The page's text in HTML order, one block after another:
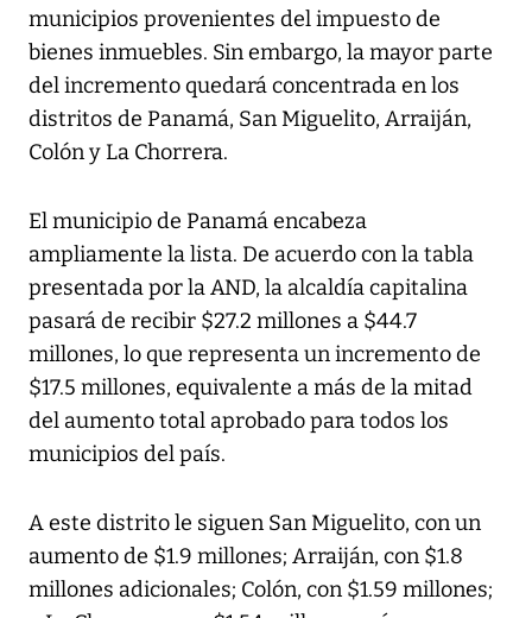
municipios provenientes del impuesto de
bienes inmuebles. Sin embargo, la mayor parte
del incremento quedará concentrada en los
distritos de Panamá, San Miguelito, Arraiján,
Colón y La Chorrera.
El municipio de Panamá encabeza
ampliamente la lista. De acuerdo con la tabla
presentada por la AND, la alcaldía capitalina
pasará de recibir $27.2 millones a $44.7
millones, lo que representa un incremento de
$17.5 millones, equivalente a más de la mitad
del aumento total aprobado para todos los
municipios del país.
A este distrito le siguen San Miguelito, con un
aumento de $1.9 millones; Arraiján, con $1.8
millones adicionales; Colón, con $1.59 millones;